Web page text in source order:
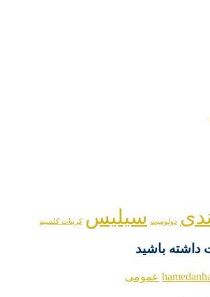
دولومیت سیلیس کربنات کلسیم
باشید
عمومی